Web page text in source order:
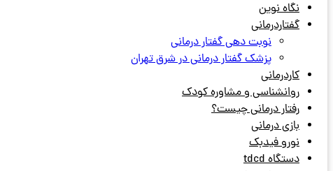
نگاه نوین
گفتاردرمانی
نوبت دهی گفتار درمانی
پزشک گفتار درمانی در شرق تهران
کاردرمانی
روانشناسی و مشاوره کودک
رفتار درمانی چیست؟
بازی درمانی
نورو فیدبک
دستگاه tdcd